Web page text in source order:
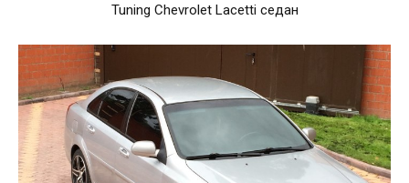
Tuning Chevrolet Lacetti седан